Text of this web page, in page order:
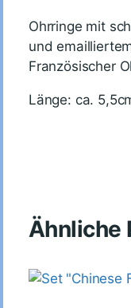
Ohrringe mit
und
Französischer
Länge: ca.
Ähnliche